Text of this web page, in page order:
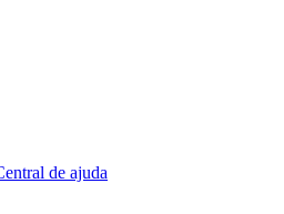
de ajuda